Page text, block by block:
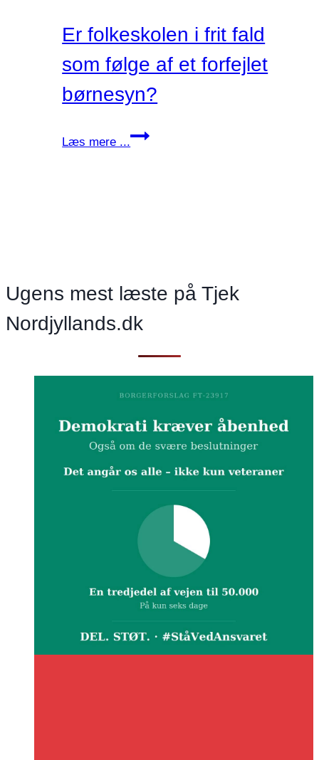
Er folkeskolen i frit fald
som følge af et forfejlet
børnesyn?
Læs mere ...
Er
et
børnesyn?
Ugens mest læste på Tjek
Nordjyllands.dk